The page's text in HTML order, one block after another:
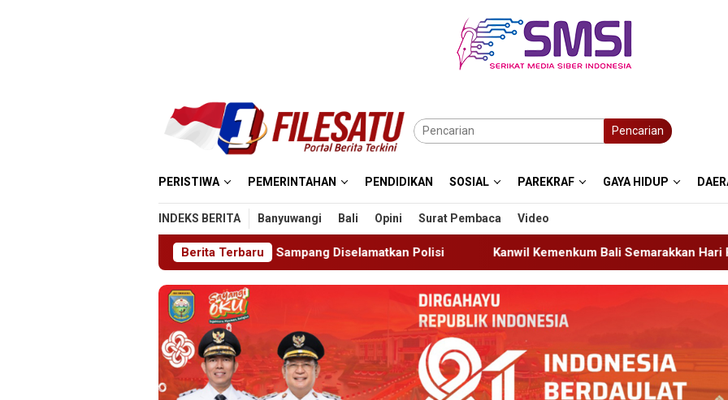
Pencarian
PERISTIWA PEMERINTAHAN PENDIDIKAN SOSIAL PAREKRAF GAYA HIDUP
INDEKS BERITA Banyuwangi Bali Opini Surat Pembaca Video
Berita Terbaru
Juta, Pria Ketapang Sampang Diselamatkan Polisi Kanwil Kemenkum Bali Semarakkan Hari Pengayoman ke-81